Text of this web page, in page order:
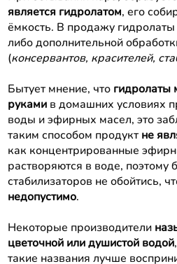
является гидролатом, его
ёмкость. В продажу гидролаты
либо дополнительной
(консервантов, красителей,
Бытует мнение, что гидролаты
рукамив домашних условиях
воды и эфирных масел, это
таким способом продуктне
как концентрированные
растворяются в воде, поэтому
стабилизаторов не обойтись,
недопустимо.
Некоторые производители
цветочной или душистой водой
такие названия лучше